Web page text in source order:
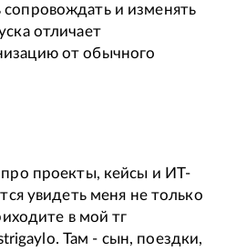
и изменять
отличает
от обычного
проекты, кейсы и ИТ-
увидеть меня не только
в мой тг
Там - сын, поездки,